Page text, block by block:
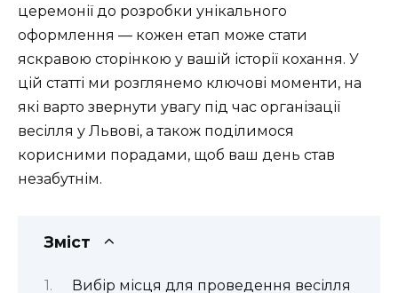
церемонії до розробки унікального
оформлення — кожен етап може стати
яскравою сторінкою у вашій історії кохання. У
цій статті ми розглянемо ключові моменти, на
які варто звернути увагу під час організації
весілля у Львові, а також поділимося
корисними порадами, щоб ваш день став
незабутнім.
Зміст
Вибір місця для проведення весілля